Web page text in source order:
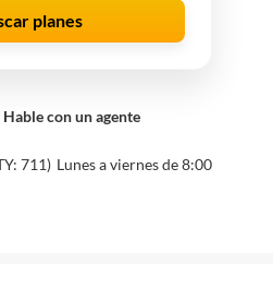
planes
Hable con un agente
711) Lunes a viernes de 8:00